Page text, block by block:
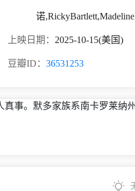
诺
上映日期： 2025-10-15(美国)
豆瓣ID： 36531253
事。默多家族系南卡罗莱纳